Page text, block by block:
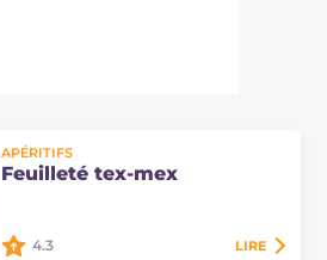
APÉRITIFS
Feuilleté tex-mex
4.3 LIRE